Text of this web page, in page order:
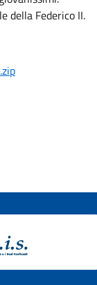
della Federico II.